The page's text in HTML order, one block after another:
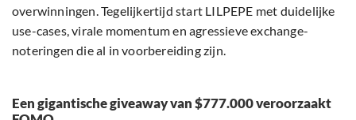
overwinningen. Tegelijkertijd start LILPEPE met duidelijke
use-cases, virale momentum en agressieve exchange-
noteringen die al in voorbereiding zijn.
Een gigantische giveaway van $777.000 veroorzaakt